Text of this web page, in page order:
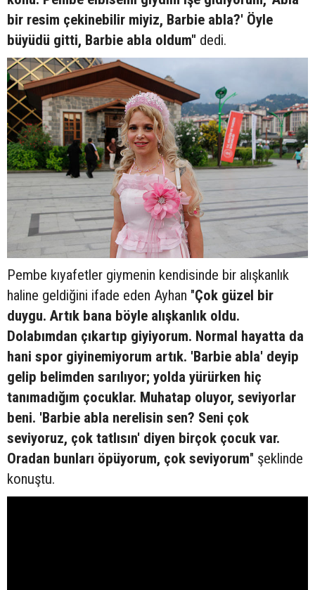
bir resim çekinebilir miyiz, Barbie abla?' Öyle
büyüdü gitti, Barbie abla oldum" dedi.
Pembe kıyafetler giymenin kendisinde bir alışkanlık
haline geldiğini ifade eden Ayhan "Çok güzel bir
duygu. Artık bana böyle alışkanlık oldu.
Dolabımdan çıkartıp giyiyorum. Normal hayatta da
hani spor giyinemiyorum artık. 'Barbie abla' deyip
gelip belimden sarılıyor; yolda yürürken hiç
tanımadığım çocuklar. Muhatap oluyor, seviyorlar
beni. 'Barbie abla nerelisin sen? Seni çok
seviyoruz, çok tatlısın' diyen birçok çocuk var.
Oradan bunları öpüyorum, çok seviyorum" şeklinde
konuştu.